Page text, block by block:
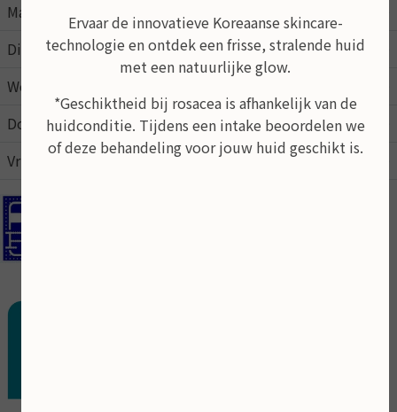
Maandag
Dinsdag
09:00
17:00
Woensdag
Donderdag
09:00
17:00
Vrijdag
09:00 15:00
Ervaar de innovatieve Koreaanse skincare-
technologie en ontdek een frisse, stralende huid
met een natuurlijke glow.
*Geschiktheid bij rosacea is afhankelijk van de
huidconditie. Tijdens een intake beoordelen we
of deze behandeling voor jouw huid geschikt is.